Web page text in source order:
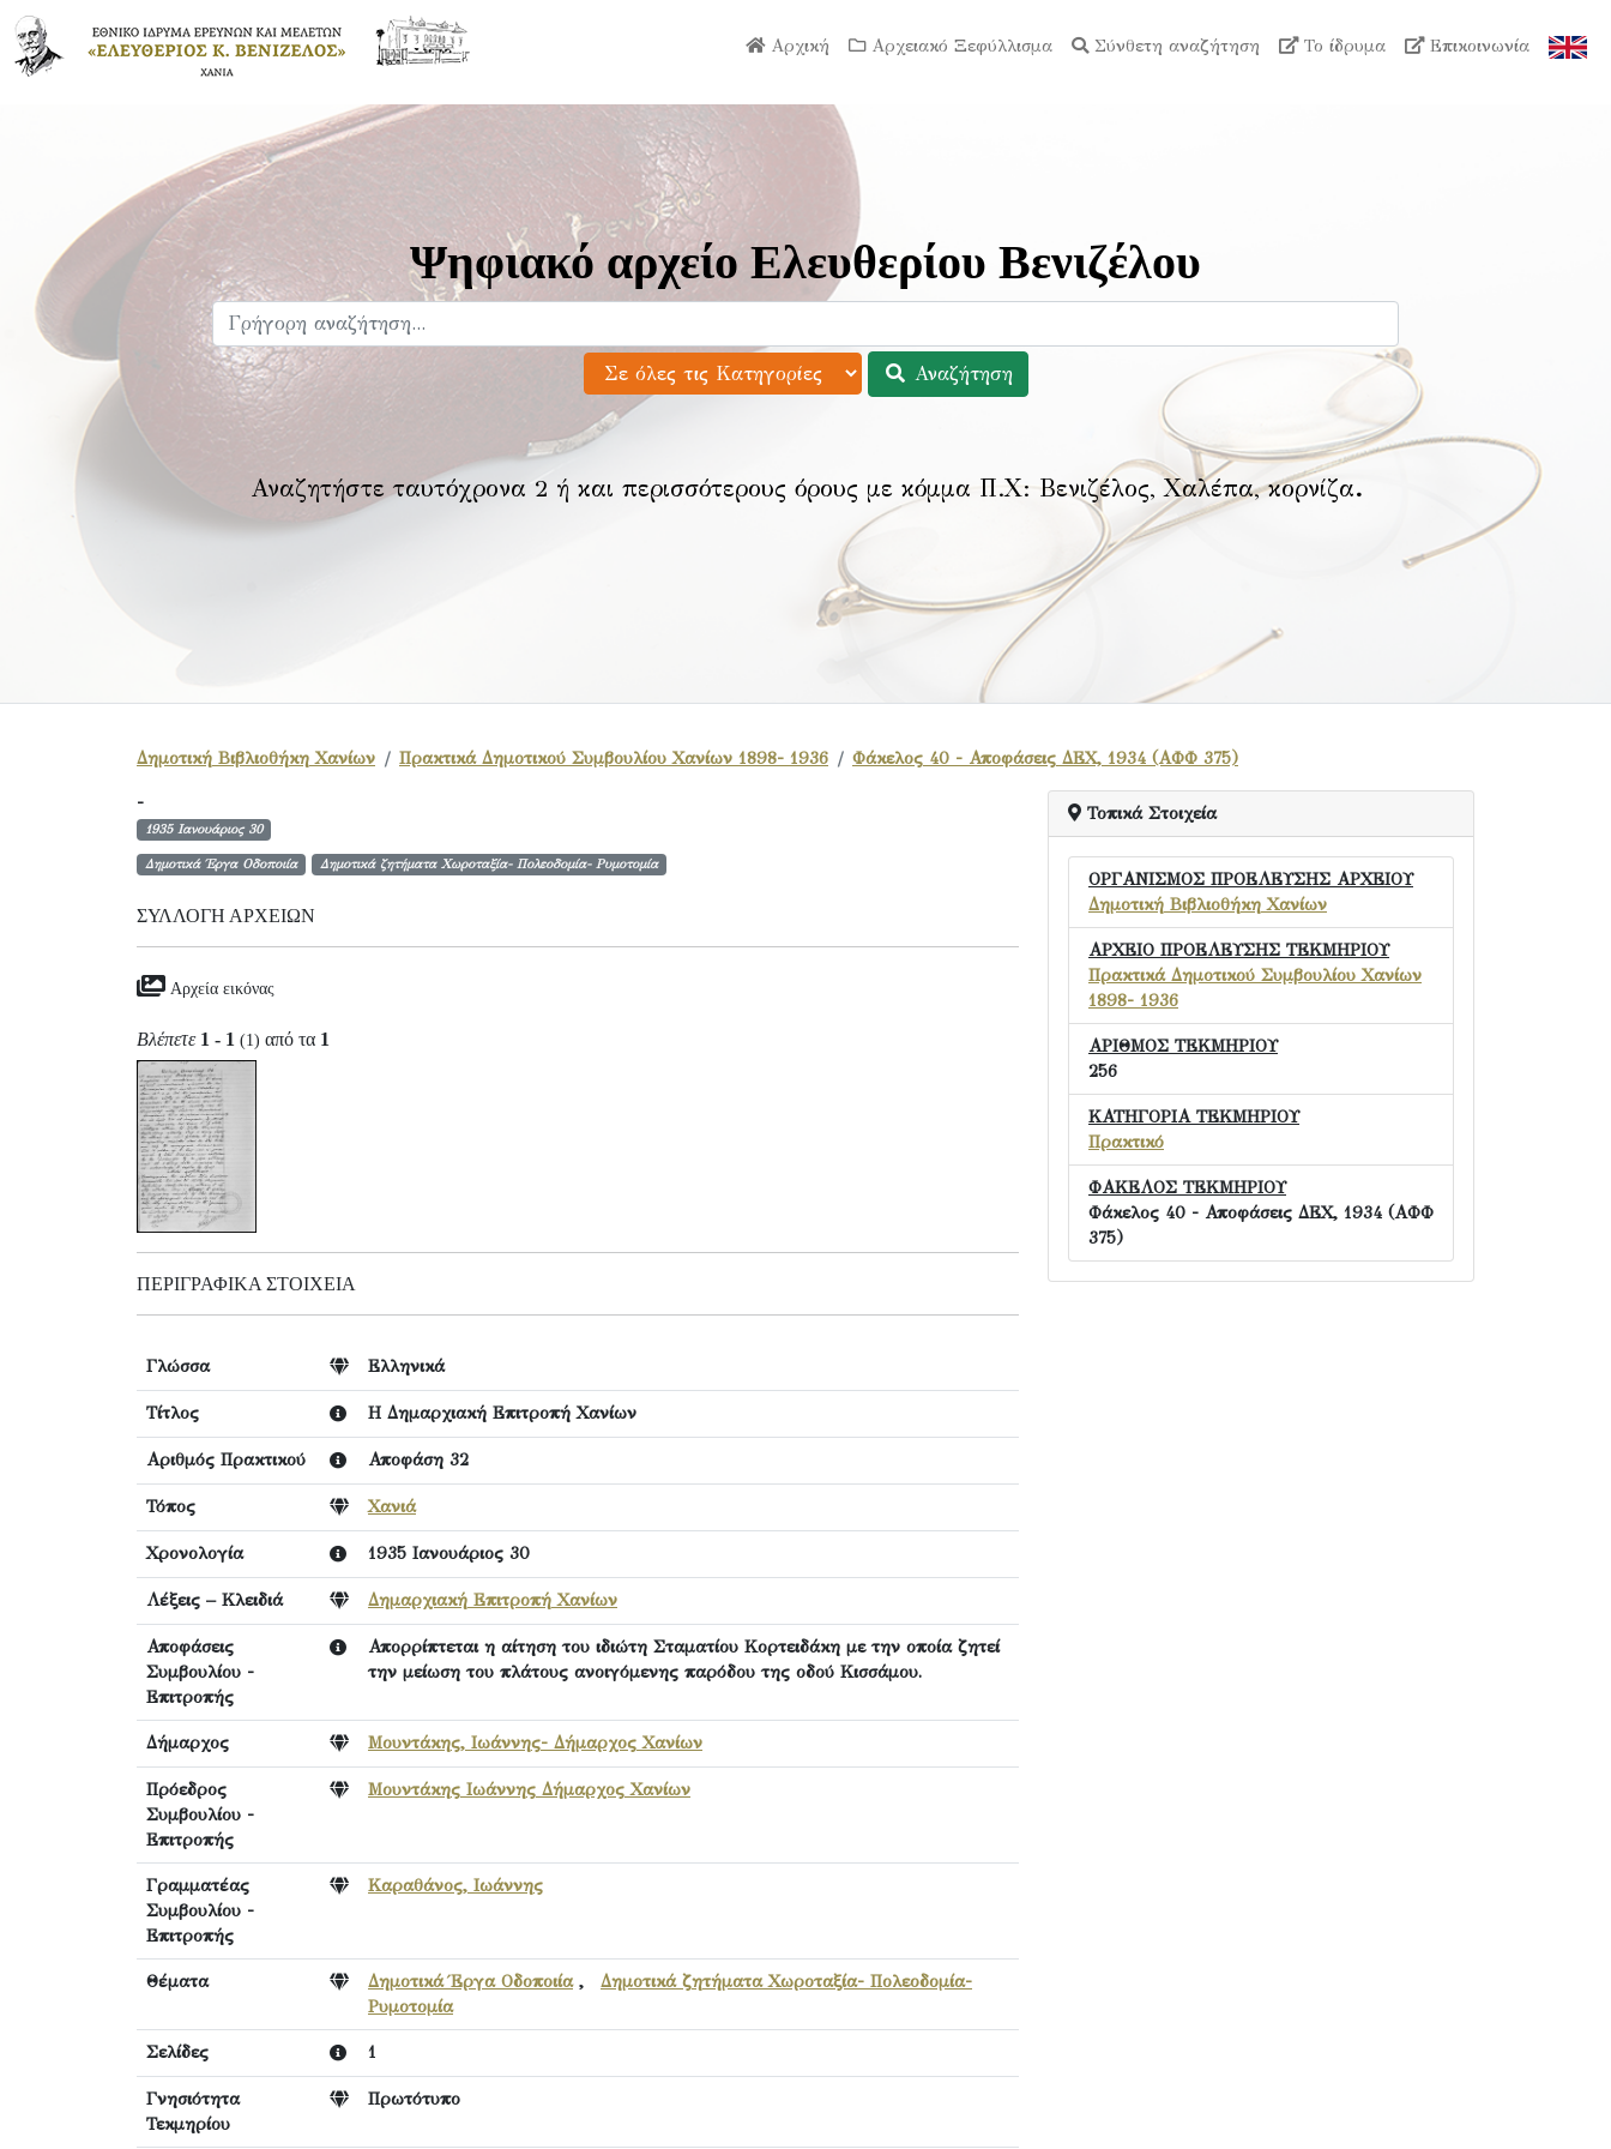
Αρχική Αρχειακό Ξεφύλλισμα Σύνθετη αναζήτηση Το ίδρυμα Επικοινωνία
Ψηφιακό αρχείο Ελευθερίου Βενιζέλου
Αναζήτηση
Αναζητήστε ταυτόχρονα 2 ή και περισσότερους όρους με κόμμα Π.Χ: Βενιζέλος, Χαλέπα, κορνίζα.
Δημοτική Βιβλιοθήκη Χανίων Πρακτικά Δημοτικού Συμβουλίου Χανίων 1898- 1936 Φάκελος 40 - Αποφάσεις ΔΕΧ, 1934 (ΑΦΦ 375)
-
1935 Ιανουάριος 30
Δημοτικά Έργα Οδοποιία Δημοτικά ζητήματα Χωροταξία- Πολεοδομία- Ρυμοτομία
ΣΥΛΛΟΓΉ ΑΡΧΕΊΩΝ
Αρχεία εικόνας
Βλέπετε 1 - 1 (1) από τα 1
ΠΕΡΙΓΡΑΦΙΚΆ ΣΤΟΙΧΕΊΑ
Γλώσσα Ελληνικά
Τίτλος Η Δημαρχιακή Επιτροπή Χανίων
Αριθμός Πρακτικού Αποφάση 32
Τόπος Χανιά
Χρονολογία 1935 Ιανουάριος 30
Λέξεις – Κλειδιά Δημαρχιακή Επιτροπή Χανίων
Αποφάσεις
Συμβουλίου -
Επιτροπής
Απορρίπτεται η αίτηση του ιδιώτη Σταματίου Κορτειδάκη με την οποία ζητεί
την μείωση του πλάτους ανοιγόμενης παρόδου της οδού Κισσάμου.
Δήμαρχος Μουντάκης, Ιωάννης- Δήμαρχος Χανίων
Πρόεδρος
Συμβουλίου -
Επιτροπής
Μουντάκης Ιωάννης Δήμαρχος Χανίων
Γραμματέας
Συμβουλίου -
Επιτροπής
Καραθάνος, Ιωάννης
Θέματα Δημοτικά Έργα Οδοποιία, Δημοτικά ζητήματα Χωροταξία- Πολεοδομία-
Ρυμοτομία
Σελίδες 1
Γνησιότητα
Τεκμηρίου
Πρωτότυπο
Τοπικά Στοιχεία
ΟΡΓΑΝΙΣΜΟΣ ΠΡΟΕΛΕΥΣΗΣ ΑΡΧΕΙΟΥ
Δημοτική Βιβλιοθήκη Χανίων
ΑΡΧΕΙΟ ΠΡΟΕΛΕΥΣΗΣ ΤΕΚΜΗΡΙΟΥ
Πρακτικά Δημοτικού Συμβουλίου Χανίων
1898- 1936
ΑΡΙΘΜΟΣ ΤΕΚΜΗΡΙΟΥ
256
ΚΑΤΗΓΟΡΙΑ ΤΕΚΜΗΡΙΟΥ
Πρακτικό
ΦΑΚΕΛΟΣ ΤΕΚΜΗΡΙΟΥ
Φάκελος 40 - Αποφάσεις ΔΕΧ, 1934 (ΑΦΦ
375)